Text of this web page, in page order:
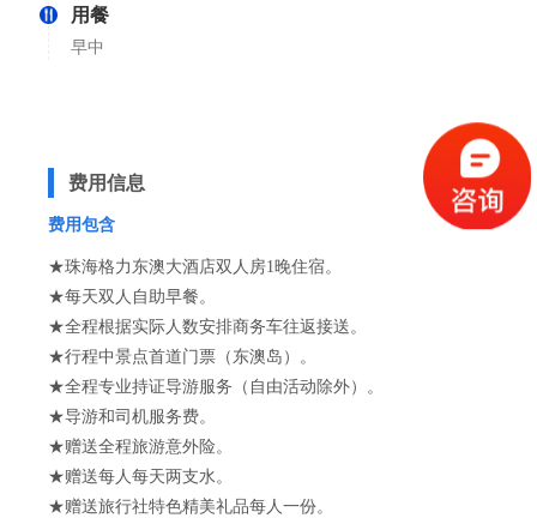
用餐
早中
费用信息
费用包含
★珠海格力东澳大酒店双人房1晚住宿。
★每天双人自助早餐。
★全程根据实际人数安排商务车往返接送。
★行程中景点首道门票（东澳岛）。
★全程专业持证导游服务（自由活动除外）。
★导游和司机服务费。
★赠送全程旅游意外险。
★赠送每人每天两支水。
★赠送旅行社特色精美礼品每人一份。